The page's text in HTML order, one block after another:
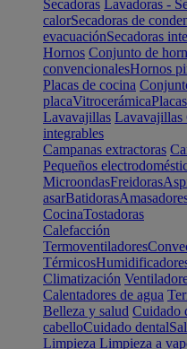
Secadoras Lavadoras -
calorSecadoras de
evacuaciónSecadoras
Hornos Conjunto de
convencionalesHornos
Placas de cocina
placaVitrocerámica
Lavavajillas Lavavajillas
integrables
Campanas extractoras
Pequeños
MicroondasFreidoras
asarBatidoras
CocinaTostadoras
Calefacción
Termoventiladores
Térmicos
Climatización
Calentadores de agua
Belleza y salud Cuidado
cabelloCuidado dental
Limpieza Limpieza a